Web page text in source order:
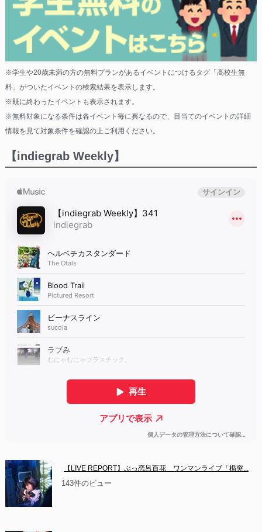
※学生や20歳未満の方の無料プランがあるイベントにつけるタグ「高校生無
料」がついたイベントの検索結果を表示します。
※既に終わったイベントも表示されます。
※無料対象になる条件は各イベント毎に異なるので、目当てのイベントの詳細
情報を見て対象条件を確認の上ご利用ください。
【indiegrab Weekly】
【LIVE REPORT】ぶっ恋呂百花　ワンマンライブ「楯突...
143件のビュー